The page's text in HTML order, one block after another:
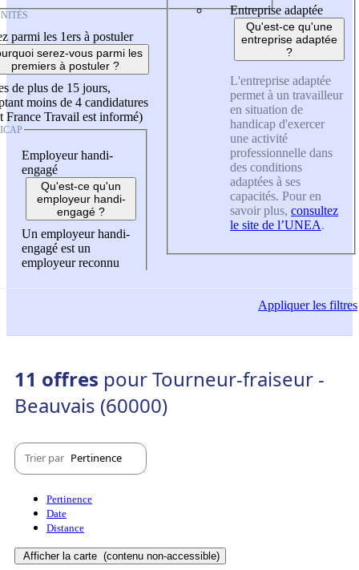
parmi les 1ers à postuler
serez-vous parmi les
premiers à postuler ?
de plus de 15 jours,
moins de 4 candidatures
France Travail est informé)
Employeur handi-
engagé
Qu'est-ce qu'un
employeur handi-
engagé ?
Un employeur handi-
engagé est un
employeur reconnu
Entreprise adaptée
Qu'est-ce qu'une
entreprise adaptée
?
L'entreprise adaptée
permet à un travailleur
en situation de
handicap d'exercer
une activité
professionnelle dans
des conditions
adaptées à ses
capacités. Pour en
savoir plus, consultez
le site de l’UNEA.
Appliquerles filtres
11 offres pour Tourneur-fraiseur -
Beauvais (60000)
Trier par Pertinence
Pertinence
Date
Distance
Afficher la carte (contenu non-accessible)